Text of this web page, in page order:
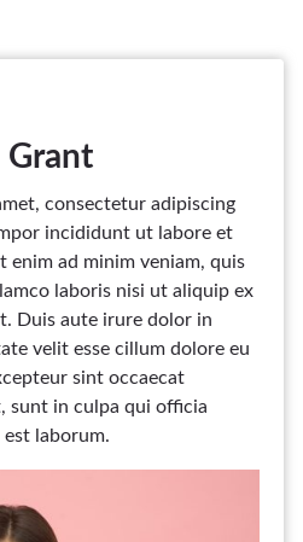
Grant
consectetur adipiscing
incididunt ut labore et
enim ad minim veniam, quis
laboris nisi ut aliquip ex
Duis aute irure dolor in
velit esse cillum dolore eu
sint occaecat
sunt in culpa qui officia
laborum.